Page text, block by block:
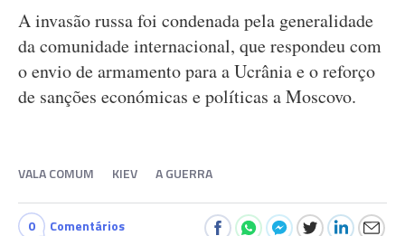
A invasão russa foi condenada pela generalidade
da comunidade internacional, que respondeu com
o envio de armamento para a Ucrânia e o reforço
de sanções económicas e políticas a Moscovo.
VALA COMUM KIEV A GUERRA
0 Comentários